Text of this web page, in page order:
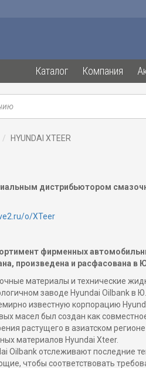
Каталог Компания
HYUNDAI XTEER
дистрибьютором
o/XTeer
фирменных
произведена и расфасована в
материалы и технические
заводе Hyundai Oilbank в
известную корпорацию
масел был создан как
растущего в азиатском
материалов Hyundai Xteer.
Oilbank отслеживают последние
чтобы соответствовать